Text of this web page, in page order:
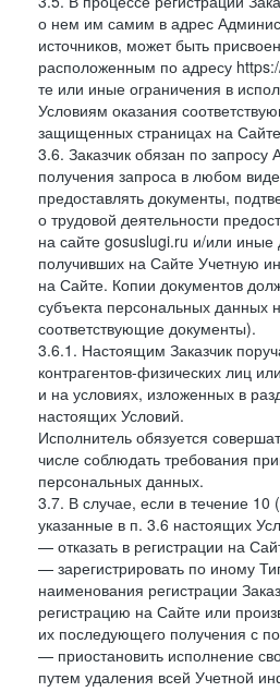
о нем им самим в адрес
источников, может быть
расположенным по адресу
те или иные ограничения в
Условиям оказания
защищенных страницах на
3.6. Заказчик обязан по
получения запроса в любом
предоставлять документы,
о трудовой деятельности
на сайте gosuslugi.ru и/или
получивших на Сайте Учетную
на Сайте. Копии документов
субъекта персональных данных
соответствующие документы).
3.6.1. Настоящим Заказчик
контрагентов-физических лиц
и на условиях, изложенных в
настоящих Условий.
Исполнитель обязуется
числе соблюдать требования
персональных данных.
3.7. В случае, если в течение
указанные в п. 3.6 настоящих
— отказать в регистрации на
— зарегистрировать по иному
наименования регистрации
регистрацию на Сайте или
их последующего получения с
— приостановить исполнение
путем удаления всей Учетной